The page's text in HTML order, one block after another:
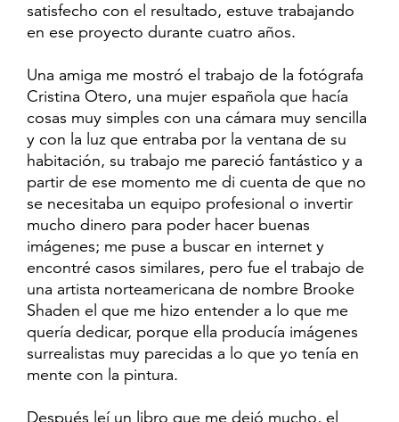
satisfecho con el resultado, estuve trabajando
en ese proyecto durante cuatro años.
Una amiga me mostró el trabajo de la fotógrafa
Cristina Otero, una mujer española que hacía
cosas muy simples con una cámara muy sencilla
y con la luz que entraba por la ventana de su
habitación, su trabajo me pareció fantástico y a
partir de ese momento me di cuenta de que no
se necesitaba un equipo profesional o invertir
mucho dinero para poder hacer buenas
imágenes; me puse a buscar en internet y
encontré casos similares, pero fue el trabajo de
una artista norteamericana de nombre Brooke
Shaden el que me hizo entender a lo que me
quería dedicar, porque ella producía imágenes
surrealistas muy parecidas a lo que yo tenía en
mente con la pintura.
Después leí un libro que me dejó mucho, el